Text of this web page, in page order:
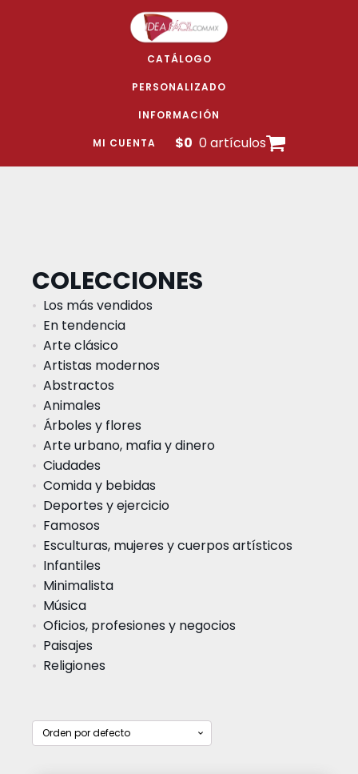
CATÁLOGO
PERSONALIZADO
INFORMACIÓN
MI CUENTA $0 0 artículos
COLECCIONES
Los más vendidos
En tendencia
Arte clásico
Artistas modernos
Abstractos
Animales
Árboles y flores
Arte urbano, mafia y dinero
Ciudades
Comida y bebidas
Deportes y ejercicio
Famosos
Esculturas, mujeres y cuerpos artísticos
Infantiles
Minimalista
Música
Oficios, profesiones y negocios
Paisajes
Religiones